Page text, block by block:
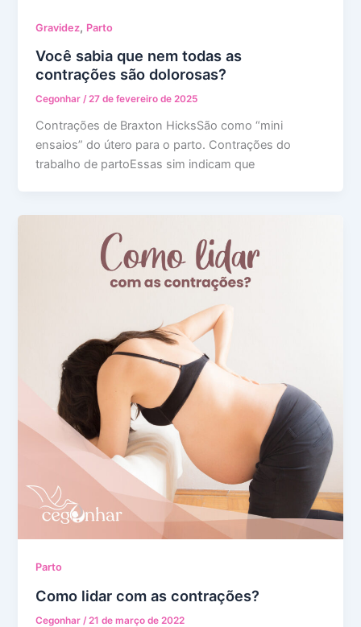
Gravidez, Parto
Você sabia que nem todas as
contrações são dolorosas?
Cegonhar/27 de fevereiro de 2025
Contrações de Braxton HicksSão como “mini
ensaios” do útero para o parto. Contrações do
trabalho de partoEssas sim indicam que
Parto
Como lidar com as contrações?
Cegonhar/21 de março de 2022